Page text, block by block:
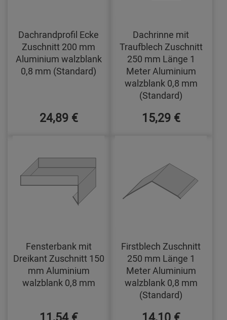
Dachrandprofil Ecke
Zuschnitt 200 mm
Aluminium walzblank
0,8 mm (Standard)
24,89 €
Dachrinne mit
Traufblech Zuschnitt
250 mm Länge 1
Meter Aluminium
walzblank 0,8 mm
(Standard)
15,29 €
Fensterbank mit
Dreikant Zuschnitt 150
mm Aluminium
walzblank 0,8 mm
Firstblech Zuschnitt
250 mm Länge 1
Meter Aluminium
walzblank 0,8 mm
(Standard)